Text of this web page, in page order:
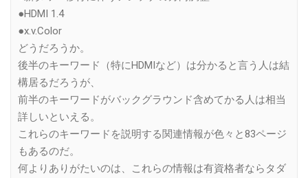
●HDMI 1.4
●x.v.Color
どうだろうか。
後半のキーワード（特にHDMIなど）は分かると言う人は結
構居るだろうが、
前半のキーワードがバックグラウンド含めてかる人は相当
詳しいといえる。
これらのキーワードを説明する関連情報が色々と83ページ
もあるのだ。
何よりありがたいのは、これらの情報は有資格者ならタダ